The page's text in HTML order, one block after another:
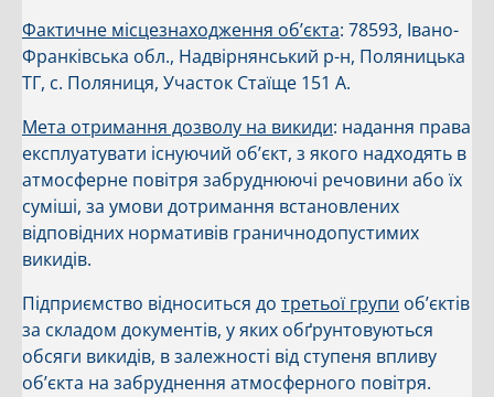
Фактичне місцезнаходження об’єкта: 78593, Івано-
Франківська обл., Надвірнянський р-н, Поляницька
ТГ, с. Поляниця, Участок Стаїще 151 А.
Мета отримання дозволу на викиди: надання права
експлуатувати існуючий об’єкт, з якого надходять в
атмосферне повітря забруднюючі речовини або їх
суміші, за умови дотримання встановлених
відповідних нормативів граничнодопустимих
викидів.
Підприємство відноситься до третьої групи об’єктів
за складом документів, у яких обґрунтовуються
обсяги викидів, в залежності від ступеня впливу
об’єкта на забруднення атмосферного повітря.